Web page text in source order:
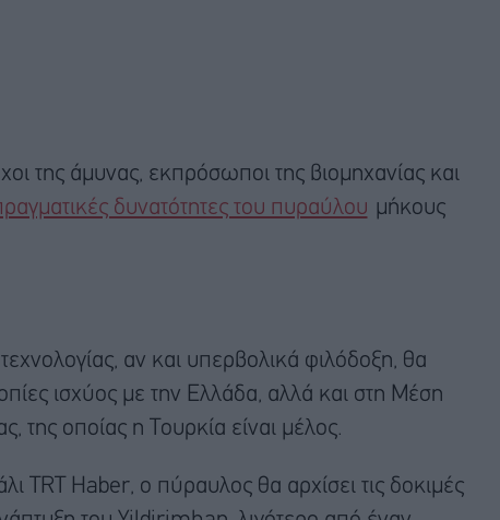
της άμυνας, εκπρόσωποι της βιομηχανίας και
δυνατότητες του πυραύλου μήκους
αν και υπερβολικά φιλόδοξη, θα
ισχύος με την Ελλάδα, αλλά και στη Μέση
της οποίας η Τουρκία είναι μέλος.
TRT Haber, ο πύραυλος θα αρχίσει τις δοκιμές